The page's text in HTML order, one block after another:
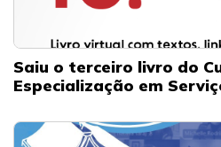
Saiu o terceiro livro do
Especialização em